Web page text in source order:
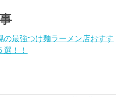
の最強つけ麺ラーメン店おすす
選！！